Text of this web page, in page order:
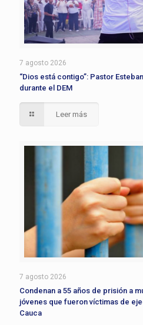
7 agosto 2026
“Dios está contigo”: Pastor
durante el DEM
Leer más
7 agosto 2026
Condenan a 55 años de prisión a
jóvenes que fueron víctimas de
Cauca